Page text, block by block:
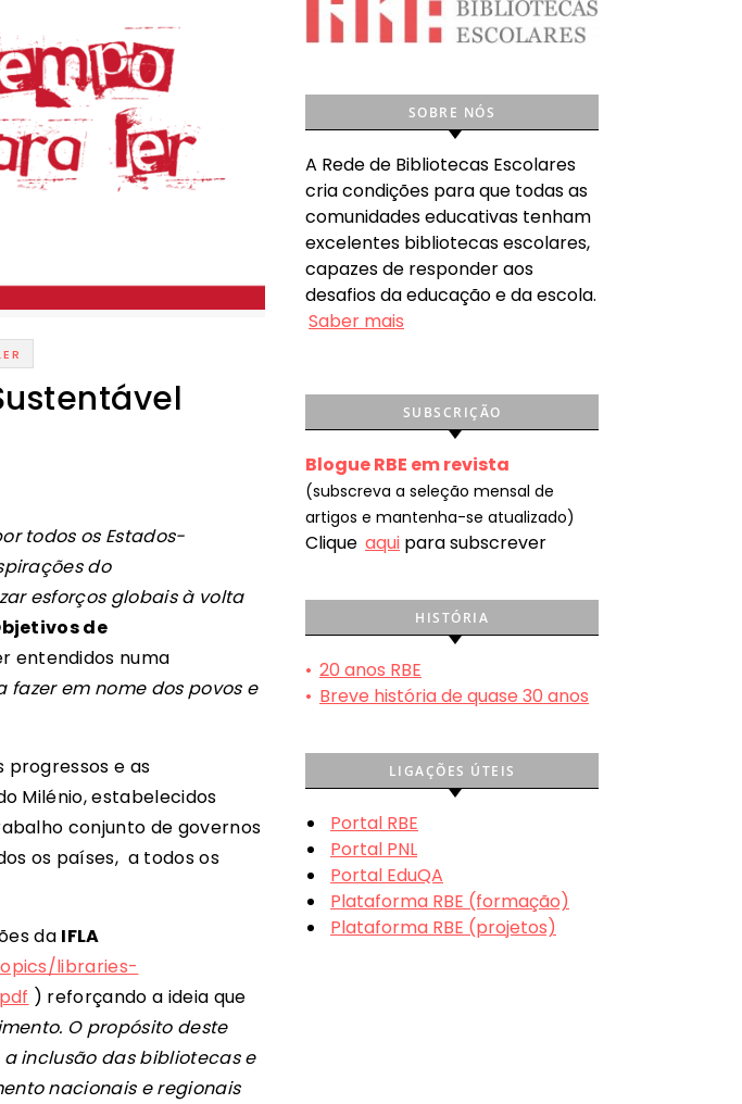
todos os Estados-
do
esforços globais à volta
de
entendidos numa
fazer em nome dos povos e
progressos e as
Milénio, estabelecidos
conjunto de governos
os países, a todos os
da IFLA
libraries-
) reforçando a ideia que
O propósito deste
inclusão das bibliotecas e
nacionais e regionais
SOBRE NÓS
A Rede de Bibliotecas Escolares
cria condições para que todas as
comunidades educativas tenham
excelentes bibliotecas escolares,
capazes de responder aos
desafios da educação e da escola.
Saber mais
SUBSCRIÇÃO
Blogue RBE em revista
(subscreva a seleção mensal de
artigos e mantenha-se atualizado)
Clique aqui para subscrever
HISTÓRIA
• 20 anos RBE
• Breve história de quase 30 anos
LIGAÇÕES ÚTEIS
Portal RBE
Portal PNL
Portal EduQA
Plataforma RBE (formação)
Plataforma RBE (projetos)